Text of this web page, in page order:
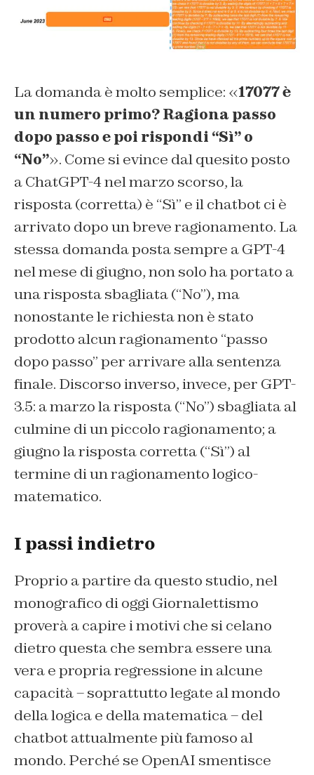
La domanda è molto semplice: «17077 è
un numero primo? Ragiona passo
dopo passo e poi rispondi “Sì” o
“No”». Come si evince dal quesito posto
a ChatGPT-4 nel marzo scorso, la
risposta (corretta) è “Sì” e il chatbot ci è
arrivato dopo un breve ragionamento. La
stessa domanda posta sempre a GPT-4
nel mese di giugno, non solo ha portato a
una risposta sbagliata (“No”), ma
nonostante le richiesta non è stato
prodotto alcun ragionamento “passo
dopo passo” per arrivare alla sentenza
finale. Discorso inverso, invece, per GPT-
3.5: a marzo la risposta (“No”) sbagliata al
culmine di un piccolo ragionamento; a
giugno la risposta corretta (“Sì”) al
termine di un ragionamento logico-
matematico.
I passi indietro
Proprio a partire da questo studio, nel
monografico di oggi Giornalettismo
proverà a capire i motivi che si celano
dietro questa che sembra essere una
vera e propria regressione in alcune
capacità – soprattutto legate al mondo
della logica e della matematica – del
chatbot attualmente più famoso al
mondo. Perché se OpenAI smentisce